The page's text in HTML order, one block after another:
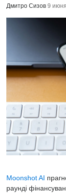
Дмитро Сизов 9
Moonshot AI
раунді